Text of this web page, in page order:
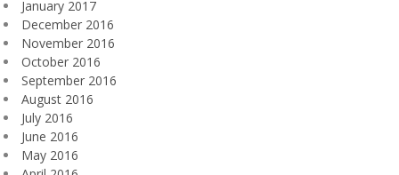
January 2017
December 2016
November 2016
October 2016
September 2016
August 2016
July 2016
June 2016
May 2016